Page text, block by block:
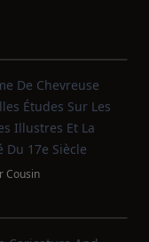
De Chevreuse
Études Sur Les
Illustres Et La
Du 17e Siècle
Cousin